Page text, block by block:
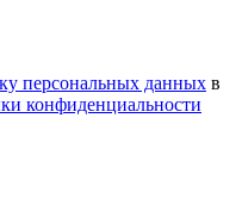
персональных данных в
конфиденциальности